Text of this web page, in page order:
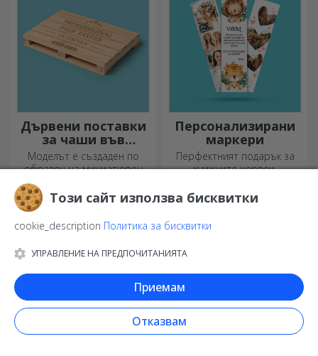
Персонализирани
сърцевидни чопъри
От любов към тези, които
са страстни по готвенето,
създадохме подаръци във
формата на сърце за най-
Персонализирани
пъзели
Тествайте концентрацията
си и възстановете
изображението на
персонализиран пъзел с
любимите си снимки.
Персонализирани
кръгли секачи
заслужават всички похвали,
затова вкусните ястия се
приготвят с най-
креативните ножове.
Изберете подходящия!
Персонализирани
ръкавици за фурна
аксесоари
подходящите аксесоари,
ръкавиците за фурна и
прихватките за тенджери
Този сайт използва бисквитки
cookie_description Политика за бисквитки
УПРАВЛЕНИЕ НА ПРЕДПОЧИТАНИЯТА
Приемам
Отказвам